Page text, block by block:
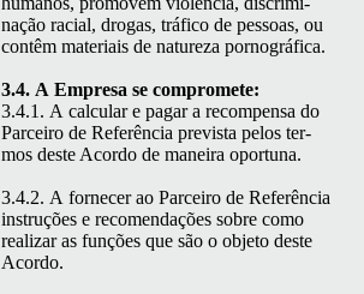
nação racial, dro­gas, trá­fi­co de pes­soas, ou
con­têm mate­ri­ais de natureza pornográfica.
3.4. A Empre­sa se compromete:
3.4.1. A cal­cu­lar e pagar a rec­om­pen­sa do
Par­ceiro de Refer­ên­cia pre­vista pelos ter­
mos deste Acor­do de maneira oportuna.
3.4.2. A fornecer ao Par­ceiro de Refer­ên­cia
instruções e recomen­dações sobre como
realizar as funções que são o obje­to deste
Acordo.